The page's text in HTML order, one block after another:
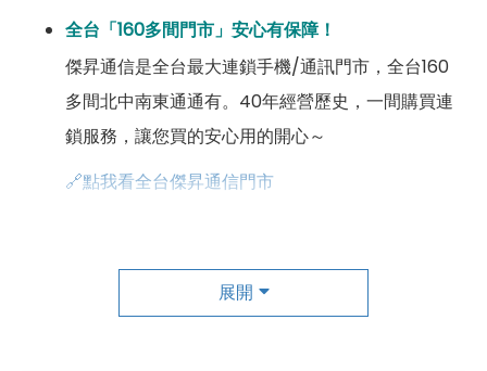
全台「160多間門市」安心有保障！
傑昇通信是全台最大連鎖手機/通訊門市，全台160
多間北中南東通通有。40年經營歷史，一間購買連
鎖服務，讓您買的安心用的開心～
🔗點我看全台傑昇通信門市
傑昇尊榮會員除了可以「消費集點兌換商品」，每半
年還有「200元配件購物金」，每年再送「VIP生日
展開